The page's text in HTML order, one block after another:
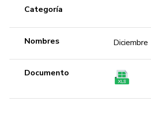
Categoría
Nombres Diciembre
Documento